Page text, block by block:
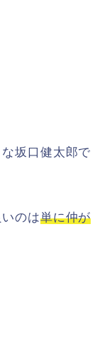
坂口健太郎で
のは単に仲が